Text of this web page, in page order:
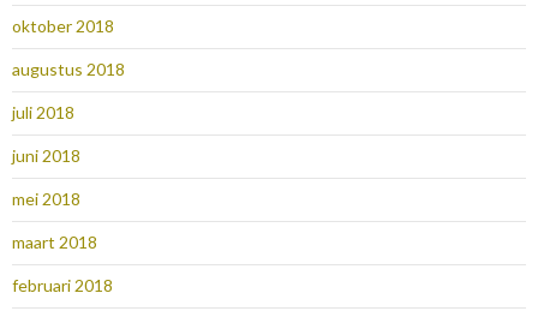
oktober 2018
augustus 2018
juli 2018
juni 2018
mei 2018
maart 2018
februari 2018